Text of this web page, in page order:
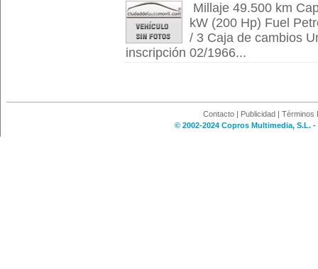
Millaje 49.500 km
kW (200 Hp) Fuel
/ 3 Caja de cambios
inscripción 02/1966...
Contacto | Publicidad | Términos
© 2002-2024 Copros Multimedia, S.L.